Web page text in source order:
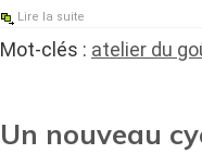
Lire la suite
Mot-clés : atelier du
Un nouveau